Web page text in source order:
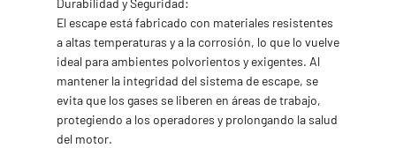
Durabilidad y Seguridad:
El escape está fabricado con materiales resistentes
a altas temperaturas y a la corrosión, lo que lo vuelve
ideal para ambientes polvorientos y exigentes. Al
mantener la integridad del sistema de escape, se
evita que los gases se liberen en áreas de trabajo,
protegiendo a los operadores y prolongando la salud
del motor.